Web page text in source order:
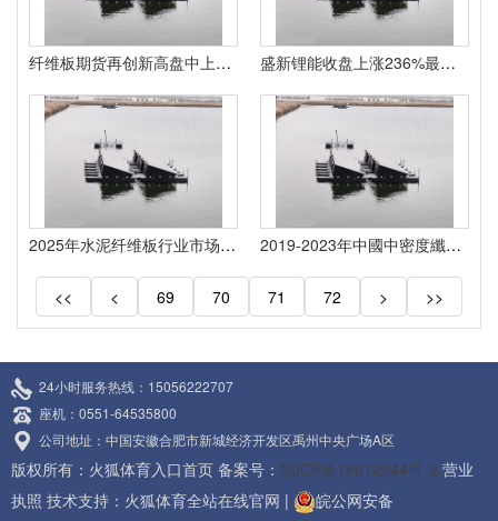
纤维板期货再创新高盘中上涨087%引发市场热议！ 盛新锂能收盘上涨236%最新市净率102
2025年水泥纤维板行业市场全景调研及投资价值、未来趋势预测 2019-2023年中國中密度纖維板行業市場远景調查及投融資戰略研讨報告
<< < 69 70 71 72 > >>
24小时服务热线：15056222707
座机：0551-64535800
公司地址：中国安徽合肥市新城经济开发区禹州中央广场A区
版权所有：火狐体育入口首页 备案号： 皖ICP备18012944号-2 营业
执照 技术支持： 火狐体育全站在线官网 |
皖公网安备